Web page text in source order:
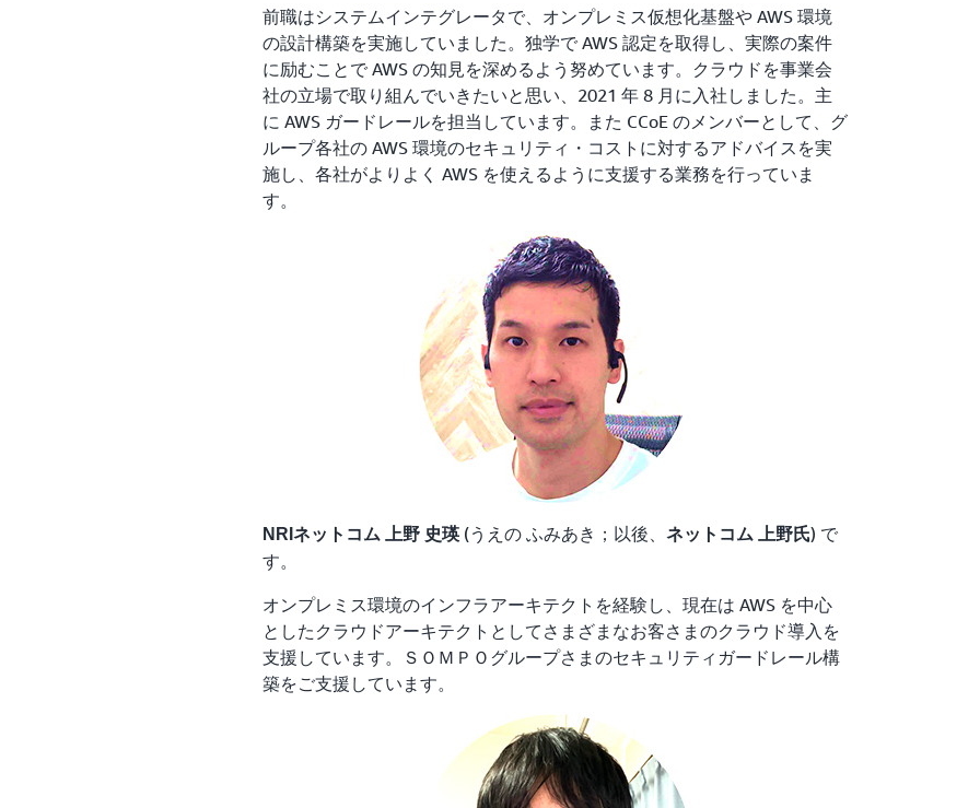
前職はシステムインテグレータで、オンプレミス仮想化基盤や AWS 環境
の設計構築を実施していました。独学で AWS 認定を取得し、実際の案件
に励むことで AWS の知見を深めるよう努めています。クラウドを事業会
社の立場で取り組んでいきたいと思い、2021 年 8 月に入社しました。主
に AWS ガードレールを担当しています。また CCoE のメンバーとして、グ
ループ各社の AWS 環境のセキュリティ・コストに対するアドバイスを実
施し、各社がよりよく AWS を使えるように支援する業務を行っていま
す。
NRIネットコム 上野 史瑛 (うえの ふみあき；以後、 ネットコム 上野氏) で
す。
オンプレミス環境のインフラアーキテクトを経験し、現在は AWS を中心
としたクラウドアーキテクトとしてさまざまなお客さまのクラウド導入を
支援しています。ＳＯＭＰＯグループさまのセキュリティガードレール構
築をご支援しています。